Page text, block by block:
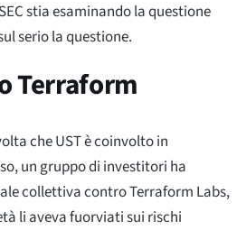
stia esaminando la questione
serio la questione.
Terraform
che UST è coinvolto in
un gruppo di investitori ha
collettiva contro Terraform Labs,
li aveva fuorviati sui rischi